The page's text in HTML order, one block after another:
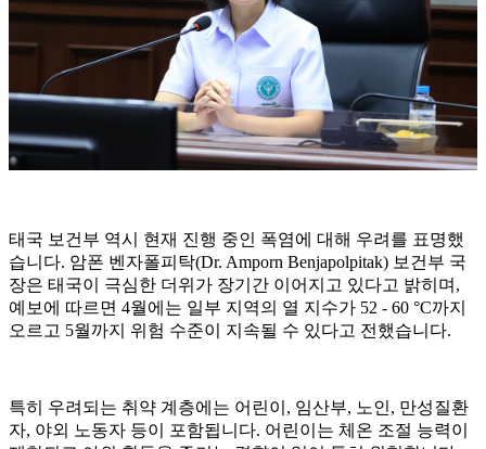
태국 보건부 역시 현재 진행 중인 폭염에 대해 우려를 표명했
습니다. 암폰 벤자폴피탁(Dr. Amporn Benjapolpitak) 보건부 국
장은 태국이 극심한 더위가 장기간 이어지고 있다고 밝히며,
예보에 따르면 4월에는 일부 지역의 열 지수가 52 - 60 °C까지
오르고 5월까지 위험 수준이 지속될 수 있다고 전했습니다.
특히 우려되는 취약 계층에는 어린이, 임산부, 노인, 만성질환
자, 야외 노동자 등이 포함됩니다. 어린이는 체온 조절 능력이